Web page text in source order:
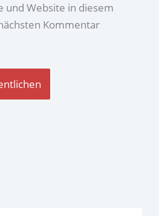
und Website in diesem
Kommentar